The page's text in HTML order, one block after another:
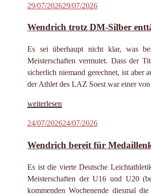
Veröffentlicht
29/07/202629/07/2026
Wendrich trotz DM-Silber
Es sei überhaupt nicht klar, was
Meisterschaften vermutet. Dass der
sicherlich niemand gerechnet, ist aber
der Athlet des LAZ Soest war einer
„Wendrich
DM-
enttäuscht“
weiterlesen
Veröffentlicht
24/07/202624/07/2026
Wendrich bereit für
Es ist die vierte Deutsche
Meisterschaften der U16 und U20
kommenden Wochenende diesmal